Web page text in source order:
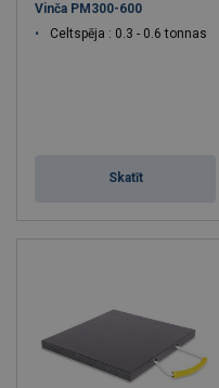
Vinča PM300-600
Celtspēja : 0.3 - 0.6 tonnas
Skatīt